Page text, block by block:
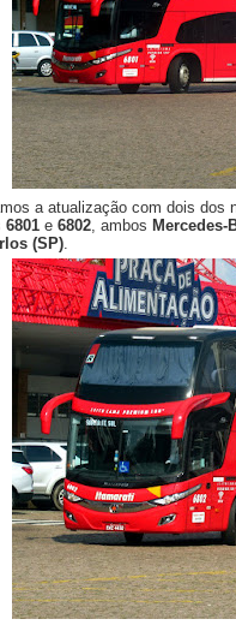
a atualização com dois dos
6801 e 6802 , ambos Mercedes-
(SP)